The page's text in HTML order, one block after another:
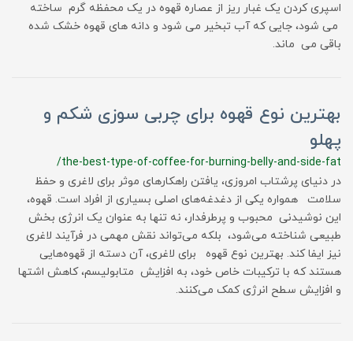
اسپری کردن یک غبار ریز از عصاره قهوه در یک محفظه گرم ساخته
می شود، جایی که آب تبخیر می شود و دانه های قهوه خشک شده
باقی می ماند.
بهترین نوع قهوه برای چربی سوزی شکم و
پهلو
/the-best-type-of-coffee-for-burning-belly-and-side-fat
در دنیای پرشتاب امروزی، یافتن راهکارهای موثر برای لاغری و حفظ
سلامت همواره یکی از دغدغه‌های اصلی بسیاری از افراد است. قهوه،
این نوشیدنی محبوب و پرطرفدار، نه تنها به عنوان یک انرژی‌ بخش
طبیعی شناخته می‌شود، بلکه می‌تواند نقش مهمی در فرآیند لاغری
نیز ایفا کند. بهترین نوع قهوه برای لاغری، آن دسته از قهوه‌هایی
هستند که با ترکیبات خاص خود، به افزایش متابولیسم، کاهش اشتها
و افزایش سطح انرژی کمک می‌کنند.